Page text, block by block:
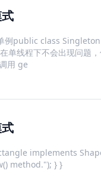
例public class
单线程下不会出现问题
用 ge
implements
method."); } }